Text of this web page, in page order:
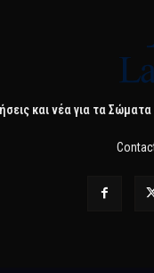
και νέα για τα